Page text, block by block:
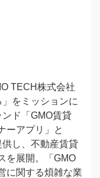
TECH株式会社
をミッションに
ド「GMO賃貸
ーアプリ」と
供し、不動産賃貸
を展開。「GMO
に関する煩雑な業